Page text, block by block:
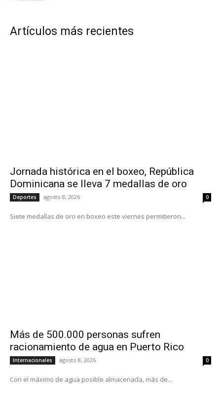
Artículos más recientes
Jornada histórica en el boxeo, República
Dominicana se lleva 7 medallas de oro
Deportes agosto 8, 2026 0
Siete medallas de oro en boxeo este viernes permitieron...
Más de 500.000 personas sufren
racionamiento de agua en Puerto Rico
Internacionales agosto 8, 2026 0
Con el máximo de agua posible almacenada, más de...